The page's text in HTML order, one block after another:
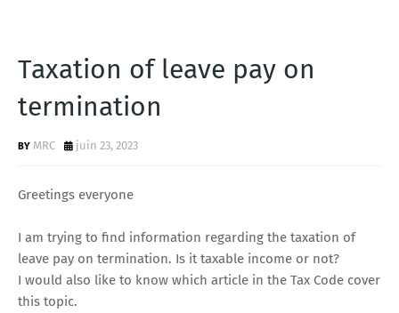
Taxation of leave pay on
termination
MRC juin 23, 2023
Greetings everyone
I am trying to find information regarding the taxation of
leave pay on termination. Is it taxable income or not?
I would also like to know which article in the Tax Code cover
this topic.